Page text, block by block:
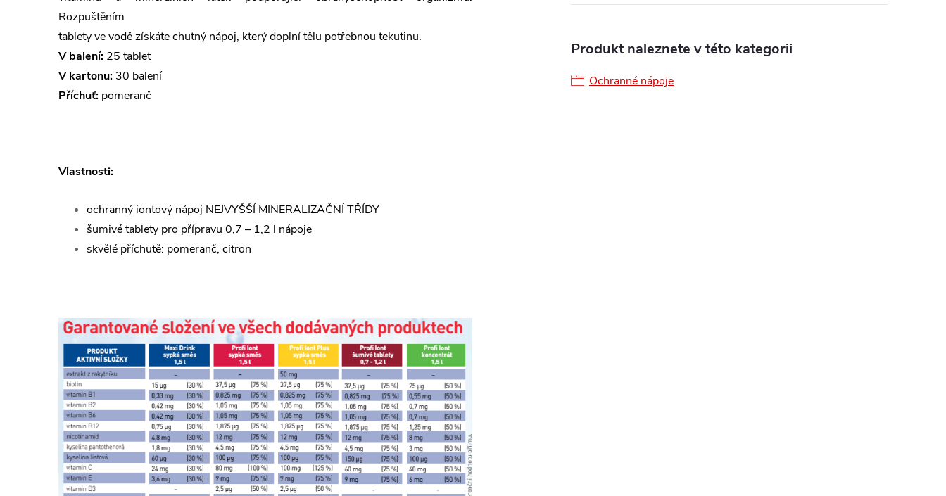
Rozpuštěním
tablety ve vodě získáte chutný nápoj, který doplní tělu potřebnou tekutinu.
V balení: 25 tablet
V kartonu: 30 balení
Příchuť: pomeranč
Vlastnosti:
ochranný iontový nápoj NEJVYŠŠÍ MINERALIZAČNÍ TŘÍDY
šumivé tablety pro přípravu 0,7 – 1,2 l nápoje
skvělé příchutě: pomeranč, citron
Produkt naleznete v této kategorii
Ochranné nápoje